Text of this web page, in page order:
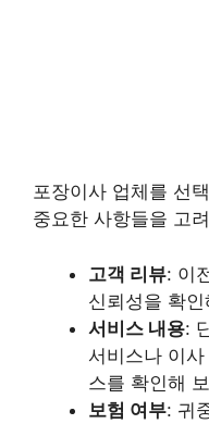
포장이사 업체를 선
중요한 사항들을 고
고객 리뷰: 이
신뢰성을 확
서비스 내용:
서비스나 이
스를 확인해
보험 여부: 귀